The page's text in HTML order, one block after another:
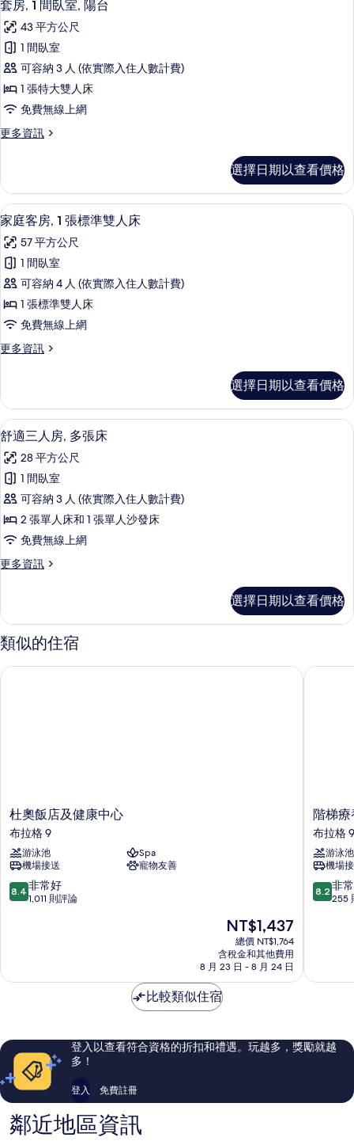
台
的
所
有
相
片
臥
室,
陽
台
的
詳
情
示
套
房,
1
間
臥
室,
台
的
所
有
相
片
套房, 1 間臥室, 陽台
43 平方公尺
1 間臥室
可容納 3 人 (依實際入住人數計費)
1 張特大雙人床
免費無線上網
更多資訊
更
1
間
臥
室,
陽
台
的
詳
情
選擇日期以查看價格
顯
示
家
庭
客
房,
張
準
雙
人
床
的
所
有
相
片
客房內保險箱、書桌、筆電工作空間
2
家庭客房, 1 張標準雙人床
57 平方公尺
1 間臥室
可容納 4 人 (依實際入住人數計費)
1 張標準雙人床
免費無線上網
更多資訊
更
客
房,
1
標
準
雙
人
床
的
詳
情
選擇日期以查看價格
顯
示
舒
適
三
人
多
床
的
所
有
客房內保險箱、書桌、筆電工作空間
3
舒適三人房, 多張床
28 平方公尺
1 間臥室
可容納 3 人 (依實際入住人數計費)
2 張單人床和 1 張單人沙發床
免費無線上網
更多資訊
更
三
人
房,
張
選擇日期以查看價格
類似的住宿
杜
奧
飯
店
及
健
康
9
杜奧飯店及健康中心
布拉格 9
游泳池
Spa
機場接送
寵物友善
8.4
分，
常
評
論
8.4 非常好
1,011 則評論
現
在
價
格
為
NT$1,437
總價 NT$1,764
含稅金和其他費用
8 月 23 日 - 8 月 24 日
杜奧飯店及健康中心
階
梯
療
養
飯
店
布
階梯療
布拉格 9
游泳池
機場
8.2
分，
常
評
論
8.2 非
255
階梯療
比較類似住宿
登入以查看符合資格的折扣和禮遇。玩越多，獎勵就越
多！
登入 免費註冊
鄰近地區資訊